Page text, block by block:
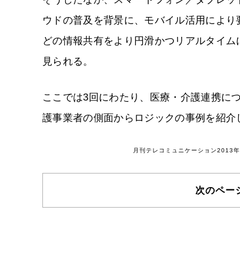
ウドの普及を背景に、モバイル活用によ
どの情報共有をより円滑かつリアルタイ
見られる。
ここでは3回にわたり、医療・介護連携に
護事業者の側面からロジックの事例を紹
月刊テレコミュニケーション2013
次のペー